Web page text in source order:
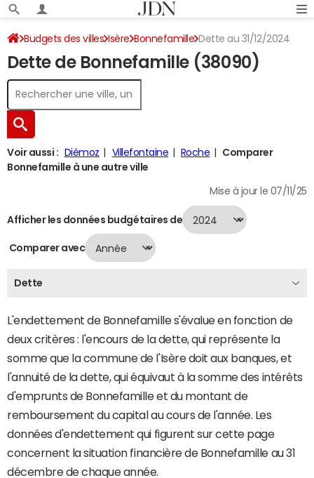
Budgets des villes Isère Bonnefamille Dette au 31/12/2024
Dette de Bonnefamille (38090)
Voir aussi : Diémoz Villefontaine Roche
Comparer
Bonnefamille à une autre ville
Mise à jour le 07/11/25
Afficher les données budgétaires de
Comparer avec
Dette
L'endettement de Bonnefamille s'évalue en fonction de
deux critères : l'encours de la dette, qui représente la
somme que la commune de l'Isère doit aux banques, et
l'annuité de la dette, qui équivaut à la somme des intérêts
d'emprunts de Bonnefamille et du montant de
remboursement du capital au cours de l'année. Les
données d'endettement qui figurent sur cette page
concernent la situation financière de Bonnefamille au 31
décembre de chaque année.